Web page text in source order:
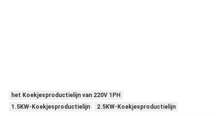
het Koekjesproductielijn van 220V 1PH
1.5KW-Koekjesproductielijn
2.5KW-Koekjesproductielijn